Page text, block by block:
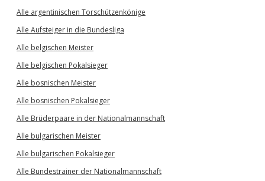
Alle argentinischen Torschützenkönige
Alle Aufsteiger in die Bundesliga
Alle belgischen Meister
Alle belgischen Pokalsieger
Alle bosnischen Meister
Alle bosnischen Pokalsieger
Alle Brüderpaare in der Nationalmannschaft
Alle bulgarischen Meister
Alle bulgarischen Pokalsieger
Alle Bundestrainer der Nationalmannschaft